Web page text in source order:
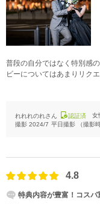
普段の自分ではなく特別感
ビーについてはあまりリク
様々な撮影をして頂いた中
れれれのれさん 認証済 女
撮影 2024/7 平日撮影 （撮影
4.8
特典内容が豊富！コスパ